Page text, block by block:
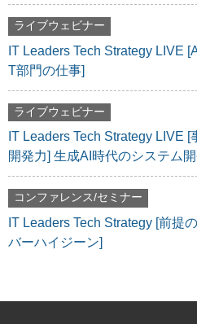
ライブウェビナー
IT Leaders Tech Strategy LIVE
T部門の仕事]
ライブウェビナー
IT Leaders Tech Strategy LIVE
開発力] 生成AI時代のシステム開
コンファレンス/セミナー
IT Leaders Tech Strategy [前提
バーハイジーン]